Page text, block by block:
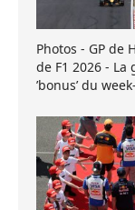
Photos - GP de
de F1 2026 - La
’bonus’ du